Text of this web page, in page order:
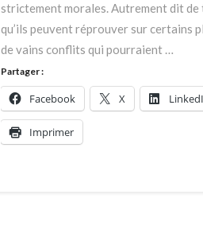
strictement morales. Autrement dit
qu’ils peuvent réprouver sur certains
de vains conflits qui pourraient …
Partager :
Facebook X
Imprimer